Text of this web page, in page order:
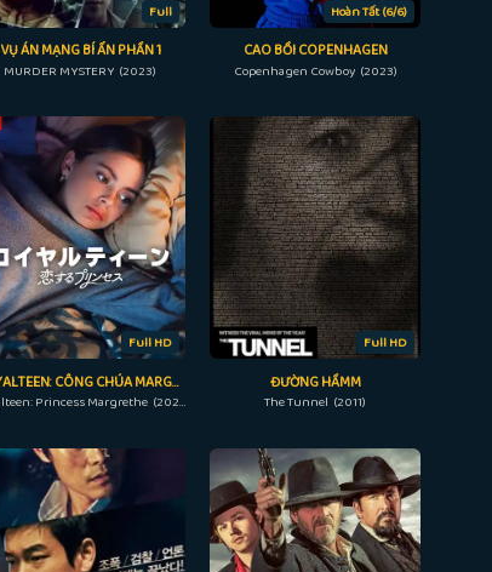
Full
VỤ ÁN MẠNG BÍ ẨN PHẦN 1
MURDER MYSTERY (2023)
Hoàn Tất (6/6)
CAO BỒI COPENHAGEN
Copenhagen Cowboy (2023)
Full HD
ROYALTEEN: CÔNG CHÚA MARGRETHE
Royalteen: Princess Margrethe (2023)
Full HD
ĐƯỜNG HẦMM
The Tunnel (2011)